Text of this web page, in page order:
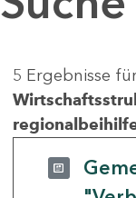
5 Ergebnisse